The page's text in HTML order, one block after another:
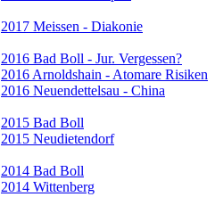
2017 Meissen - Diakonie
2016 Bad Boll - Jur. Vergessen?
2016 Arnoldshain - Atomare Risiken
2016 Neuendettelsau - China
2015 Bad Boll
2015 Neudietendorf
2014 Bad Boll
2014 Wittenberg